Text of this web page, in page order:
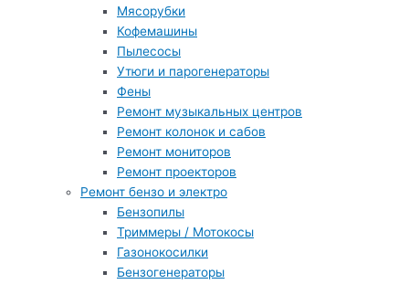
Мясорубки
Кофемашины
Пылесосы
Утюги и парогенераторы
Фены
Ремонт музыкальных центров
Ремонт колонок и сабов
Ремонт мониторов
Ремонт проекторов
Ремонт бензо и электро
Бензопилы
Триммеры / Мотокосы
Газонокосилки
Бензогенераторы